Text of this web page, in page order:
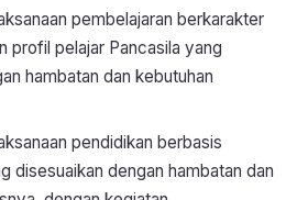
pembelajaran berkarakter
profil pelajar Pancasila yang
hambatan dan kebutuhan
pendidikan berbasis
disesuaikan dengan hambatan dan